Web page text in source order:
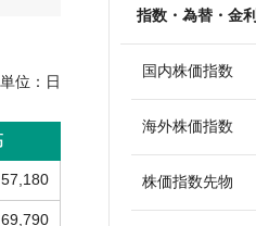
位： 日
57,180
69,790
指数・為替・金利
国内株価指数
海外株価指数
株価指数先物